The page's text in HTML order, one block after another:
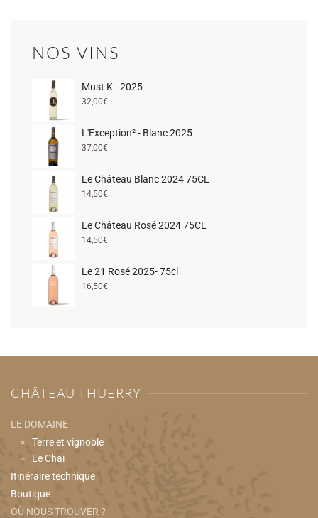
NOS VINS
Must K - 2025
32,00€
L'Exception² - Blanc 2025
37,00€
Le Château Blanc 2024 75CL
14,50€
Le Château Rosé 2024 75CL
14,50€
Le 21 Rosé 2025- 75cl
16,50€
CHÂTEAU THUERRY
LE DOMAINE
Terre et vignoble
Le Chai
Itinéraire technique
Boutique
OÙ NOUS TROUVER ?